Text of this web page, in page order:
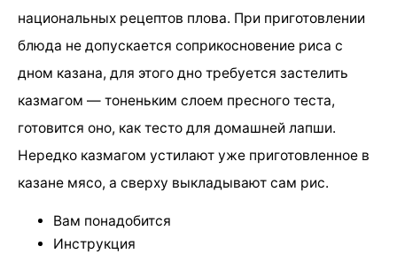
национальных рецептов плова. При приготовлении
блюда не допускается соприкосновение риса с
дном казана, для этого дно требуется застелить
казмагом — тоненьким слоем пресного теста,
готовится оно, как тесто для домашней лапши.
Нередко казмагом устилают уже приготовленное в
казане мясо, а сверху выкладывают сам рис.
Вам понадобится
Инструкция